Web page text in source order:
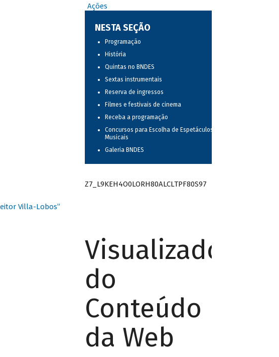
Villa-Lobos”
Ações
NESTA SEÇÃO
Programação
História
Quintas no BNDES
Sextas instrumentais
Reserva de ingressos
Filmes e festivais de cinema
Receba a programação
Concursos para Escolha de Espetáculos
Musicais
Galeria BNDES
Z7_L9KEH4O0LORH80ALCLTPF80S97
Visualizador
do
Conteúdo
da Web